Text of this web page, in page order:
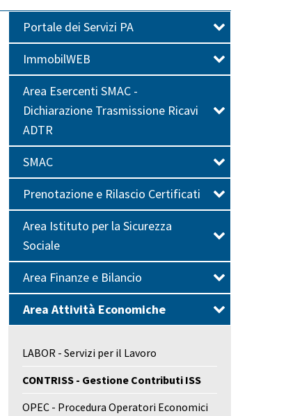
Portale dei Servizi PA
ImmobilWEB
Area Esercenti SMAC -
Dichiarazione Trasmissione Ricavi
ADTR
SMAC
Prenotazione e Rilascio Certificati
Area Istituto per la Sicurezza
Sociale
Area Finanze e Bilancio
Area Attività Economiche
LABOR - Servizi per il Lavoro
CONTRISS - Gestione Contributi ISS
OPEC - Procedura Operatori Economici